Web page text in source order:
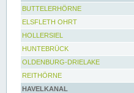
BUTTELERHÖRNE
ELSFLETH OHRT
HOLLERSIEL
HUNTEBRÜCK
OLDENBURG-DRIELAKE
REITHÖRNE
HAVELKANAL